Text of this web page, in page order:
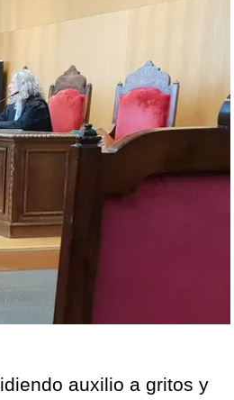
auxilio a gritos y